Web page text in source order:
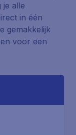
je alle
in één
gemakkelijk
voor een